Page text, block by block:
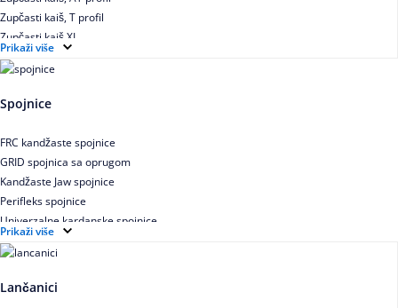
Zupčasti kaiš, T profil
Zupčasti kaiš XL
Zupčasti STD kaiš
Uskoprofilno klinasto remenje
Uskoprofilno klinasto remenje spojeno
Uskoprofilno klinasto remenje XP extra power
Višekanalno remenje PJ,PK
Prikaži više
Spojnice
FRC kandžaste spojnice
GRID spojnica sa oprugom
Kandžaste Jaw spojnice
Perifleks spojnice
Univerzalne kardanske spojnice
Zupčaste spojnice
Prikaži više
Lančanici